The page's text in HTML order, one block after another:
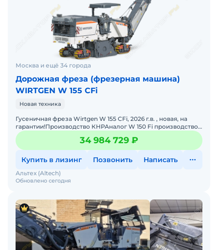
Москва и ещё 34 города
Дорожная фреза (фрезерная машина)
WIRTGEN W 155 CFi
Новая техника
Гусеничная фреза Wirtgen W 155 CFi, 2026 г.в. , новая, на
гарантии!Производство КНРАналог W 150 Fi производство
ГерманииСрок поставки 4 недели, цена с НДС. Возм
34 984 729 ₽
Купить в лизинг Позвонить Написать
Обновлено сегодня
Альтех (Altech)